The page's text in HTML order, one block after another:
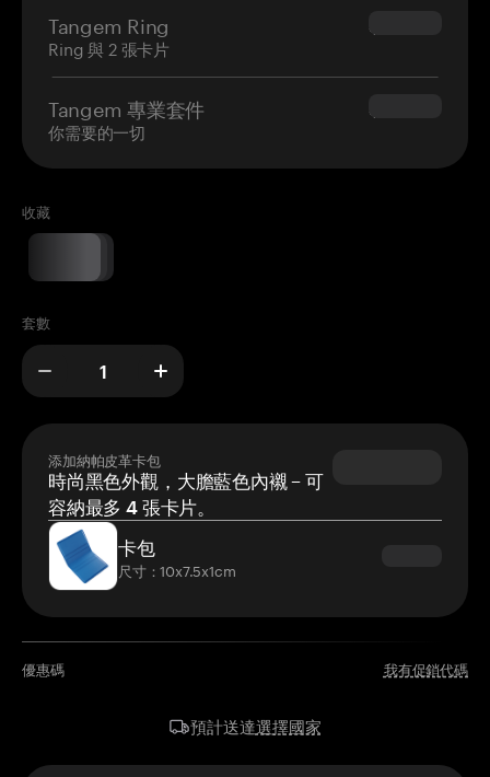
Tangem Ring
Ring 與 2 張卡片
$160.00
Tangem 專業套件
你需要的一切
$180.00
收藏
套數
添加納帕皮革卡包
時尚黑色外觀，大膽藍色內襯 – 可
容納最多 4 張卡片。
卡包
尺寸：10x7.5x1cm
優惠碼 我有促銷代碼
預計送達選擇國家